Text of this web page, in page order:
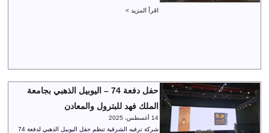
اقرأ المزيد >
حفل دفعة 74 – اليوبيل الذهبي بجامعة
الملك فهد للبترول والمعادن
14 أغسطس، 2025
شركة ترفيه الشرقية تنظم حفل اليوبيل الذهبي لدفعة 74